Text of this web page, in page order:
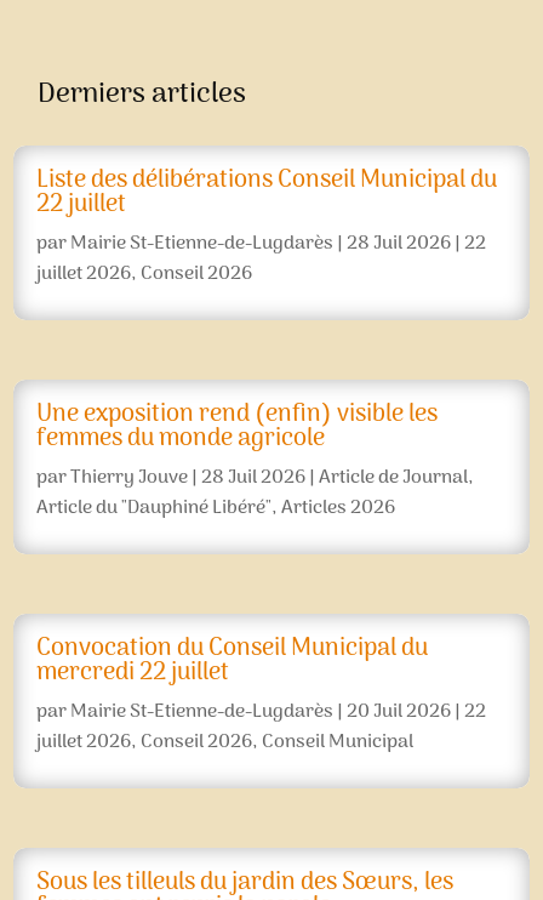
Derniers articles
Liste des délibérations Conseil Municipal du
22 juillet
parMairie St-Etienne-de-Lugdarès|28 Juil 2026|22
juillet 2026, Conseil 2026
Une exposition rend (enfin) visible les
femmes du monde agricole
parThierry Jouve|28 Juil 2026|Article de Journal,
Article du "Dauphiné Libéré",Articles 2026
Convocation du Conseil Municipal du
mercredi 22 juillet
parMairie St-Etienne-de-Lugdarès|20 Juil 2026|22
juillet 2026, Conseil 2026, Conseil Municipal
Sous les tilleuls du jardin des Sœurs, les